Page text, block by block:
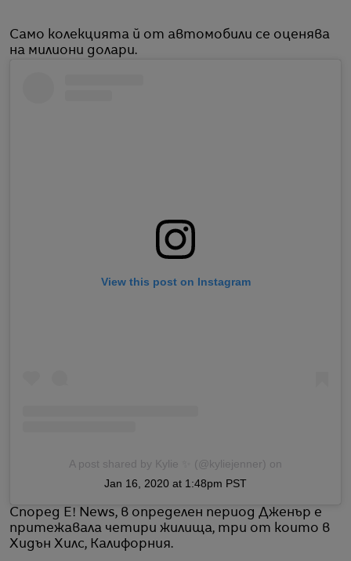
Само колекцията й от автомобили се оценява
на милиони долари.
View this post on Instagram
A post shared by Kylie ✨ (@kyliejenner) on
Jan 16, 2020 at 1:48pm PST
Според E! News, в определен период Дженър е
притежавала четири жилища, три от които в
Хидън Хилс, Калифорния.